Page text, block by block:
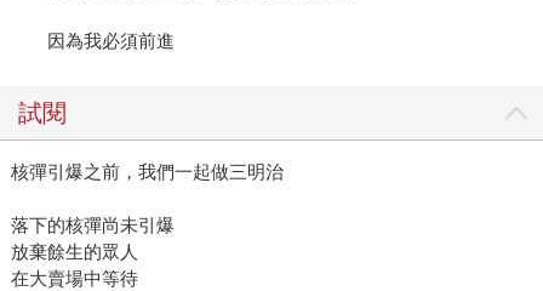
因為我必須前進
試閱
核彈引爆之前，我們一起做三明治
落下的核彈尚未引爆
放棄餘生的眾人
在大賣場中等待